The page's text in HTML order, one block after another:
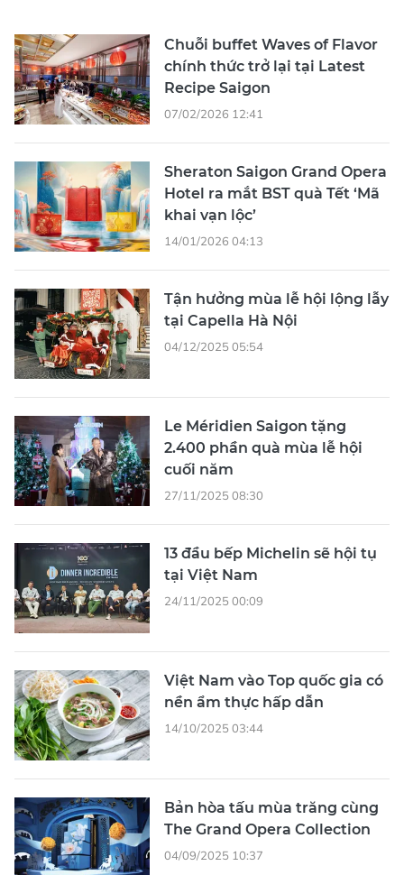
Chuỗi buffet Waves of Flavor
chính thức trở lại tại Latest
Recipe Saigon
07/02/2026 12:41
Sheraton Saigon Grand Opera
Hotel ra mắt BST quà Tết ‘Mã
khai vạn lộc’
14/01/2026 04:13
Tận hưởng mùa lễ hội lộng lẫy
tại Capella Hà Nội
04/12/2025 05:54
Le Méridien Saigon tặng
2.400 phần quà mùa lễ hội
cuối năm
27/11/2025 08:30
13 đầu bếp Michelin sẽ hội tụ
tại Việt Nam
24/11/2025 00:09
Việt Nam vào Top quốc gia có
nền ẩm thực hấp dẫn
14/10/2025 03:44
Bản hòa tấu mùa trăng cùng
The Grand Opera Collection
04/09/2025 10:37